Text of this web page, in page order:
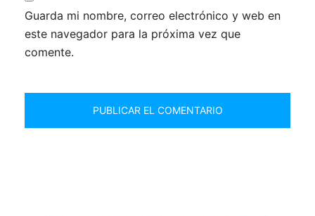
Guarda mi nombre, correo electrónico y web en
este navegador para la próxima vez que
comente.